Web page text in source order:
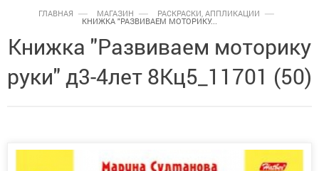
ГЛАВНАЯ МАГАЗИН РАСКРАСКИ, АППЛИКАЦИИ
КНИЖКА "РАЗВИВАЕМ МОТОРИКУ...
Книжка "Развиваем моторику
руки" д3-4лет 8Кц5_11701 (50)